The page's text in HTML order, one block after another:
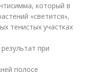
который в
«светится»,
тенистых участках
при
полосе